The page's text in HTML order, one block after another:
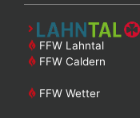
FFW Lahntal
FFW Caldern
FFW Wetter